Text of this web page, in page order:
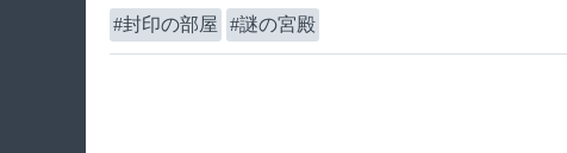
封印の部屋 謎の宮殿